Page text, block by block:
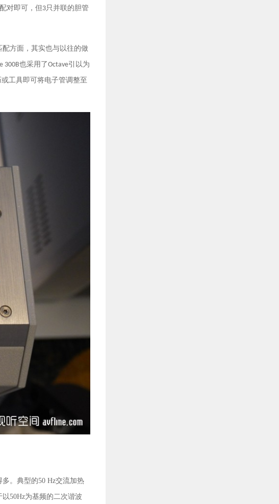
对即可，但 3只并联的胆管
方面，其实也与以往的做
300B也采用了Octave引以为
工具即可将电子管调整至
多。典型的50 Hz交流加热
以50Hz为基频的二次谐波